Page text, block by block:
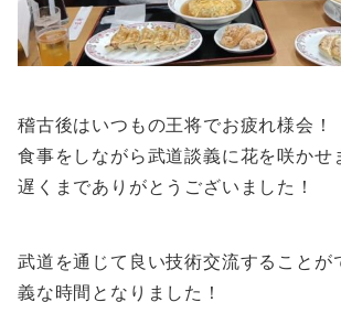
稽古後はいつもの王将でお疲れ様会！
食事をしながら武道談義に花を咲かせ
遅くまでありがとうございました！
武道を通じて良い技術交流することが
義な時間となりました！